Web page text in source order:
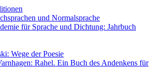
und Normalsprache
für Sprache und Dichtung: Jahrbuch
Wege der Poesie
Rahel. Ein Buch des Andenkens für